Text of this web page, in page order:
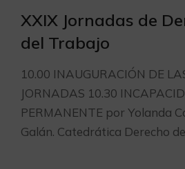
XXIX Jornadas de
del Trabajo
10.00 INAUGURACIÓN DE
JORNADAS 10.30
PERMANENTE por Yolanda
Galán. Catedrática Derecho